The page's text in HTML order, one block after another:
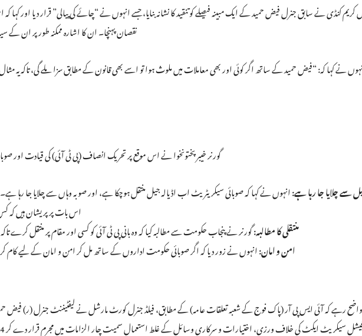
کنڈی نے سابق جنرل فیض حمید کے ایک مبینہ فیصلے کو تنقید کا نشانہ بنایا، جسے انہوں نے “چائے کی پیالی” قرار دیا
نقصان پہنچا۔ ان کا اشارہ ممکنہ طور پر ان
نے کہا کہ: “فیض حمید کے ساتھ اگر کوئی اور بھی معاملات میں ملوث ہوا تو اسے بھی قانون کے مطابق سزا ملے گی، تاکہ یہ
گورنر خیبر پختونخوا نے اس موقع پر تحریک انصاف (پی ٹی آئی) کی قیادت اور
سے چلایا جا رہا ہے:انہوں نے کہا کہ صوبائی سیکریٹریٹ اب اڈیالہ جیل منتقل ہوچکا ہے، اور صوبہ وہاں سے چلایا جا رہا ہے۔
اس بات پر پریشان ہیں کہ
منتقلی کا مطالبہ:گورنر نے پنجاب حکومت سے مطالبہ کیا کہ وہ بانی پی ٹی آئی کو کسی اور مقام پر منتقل
امن و امان:انہوں نے زور دیا کہ اگر صوبائی حکومت اداروں کے ساتھ مل کر امن و امان کے لیے کام
رہے کہ آئی ایس پی آر (پاک فوج کے شعبہ تعلقات عامہ) کے مطابق، فیلڈ جنرل کورٹ مارشل نے لیفٹیننٹ جنرل (ر) فیض